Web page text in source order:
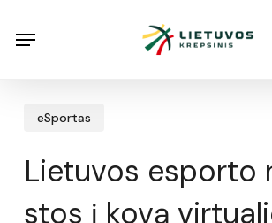
Menu
eSportas
Lietuvos esporto
stos į kovą